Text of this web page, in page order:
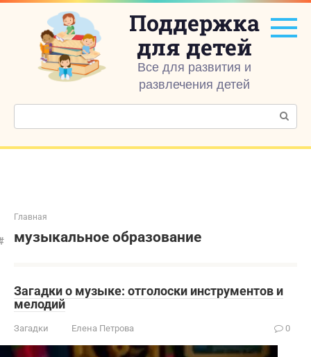
Перейти
контенту
Поддержка
для детей
Все для развития и
развлечения детей
Поиск:
Главная
музыкальное образование
Загадки о музыке: отголоски инструментов и
мелодий
Загадки Елена Петрова 0